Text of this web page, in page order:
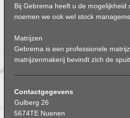
Bij Gebrema heeft u de
noemen we ook wel stock
Matrijzen
Gebrema is een professionele
matrijzenmakerij bevindt zich de
Contactgegevens
Gulberg 26
5674TE Nuenen